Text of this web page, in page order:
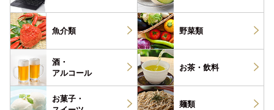
魚介類 野菜類
酒・
アルコール
お茶・ 飲料
お菓子・
麺類